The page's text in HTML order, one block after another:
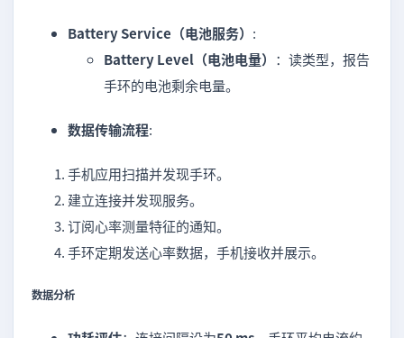
Battery Service（电池服务） :
Battery Level（电池电量） ：读类型，报告
手环的电池剩余电量。
数据传输流程:
手机应用扫描并发现手环。
建立连接并发现服务。
订阅心率测量特征的通知。
手环定期发送心率数据，手机接收并展示。
数据分析